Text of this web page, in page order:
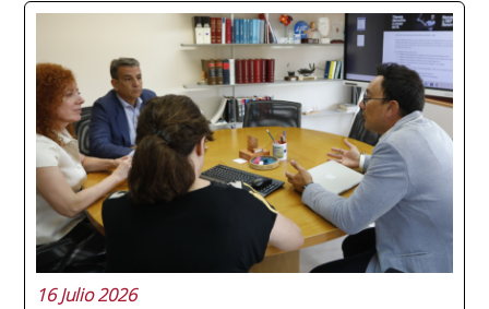
La promoción 2025/2026 de ENAE Business
School se convirtió en una de las más
internacionales de la historia de la escuela
en una ceremonia celebrada en Murcia
con 44 grados y más de 600 asistentes.
Ricardo Navarro, vicepresidente senior de
Generac Power Systems en Estados Unidos
y antiguo alumno...
16 Julio 2026